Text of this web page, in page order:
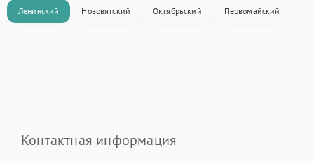
Ленинский Нововятский Октябрьский Первомайский
Контактная информация